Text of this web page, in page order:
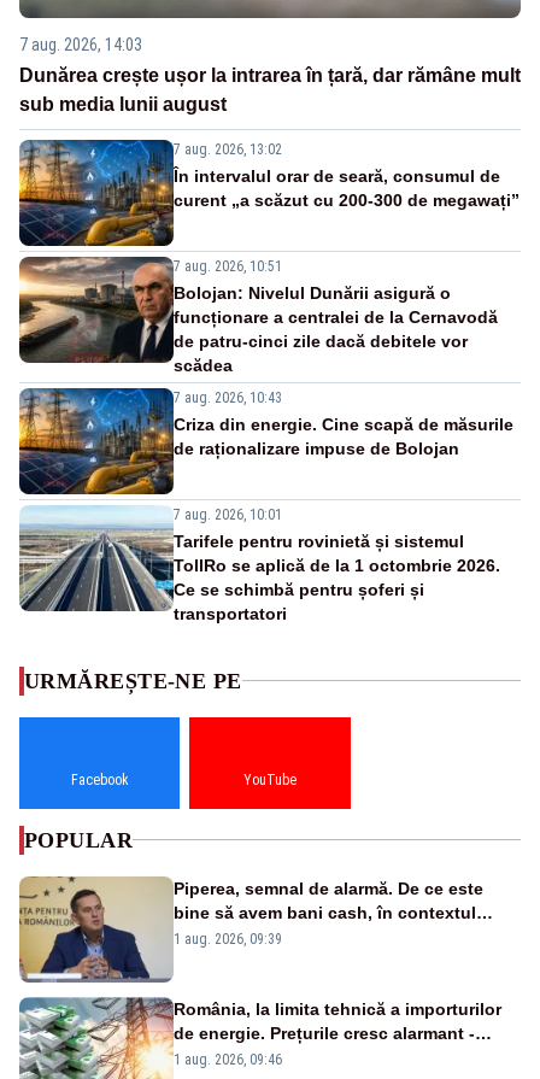
7 aug. 2026, 14:03
Dunărea crește ușor la intrarea în țară, dar rămâne mult
sub media lunii august
7 aug. 2026, 13:02
În intervalul orar de seară, consumul de
curent „a scăzut cu 200-300 de megawați”
7 aug. 2026, 10:51
Bolojan: Nivelul Dunării asigură o
funcționare a centralei de la Cernavodă
de patru-cinci zile dacă debitele vor
scădea
7 aug. 2026, 10:43
Criza din energie. Cine scapă de măsurile
de raționalizare impuse de Bolojan
7 aug. 2026, 10:01
Tarifele pentru rovinietă și sistemul
TollRo se aplică de la 1 octombrie 2026.
Ce se schimbă pentru șoferi și
transportatori
URMĂREȘTE-NE PE
Facebook YouTube
POPULAR
Piperea, semnal de alarmă. De ce este
bine să avem bani cash, în contextul
alertei energetice?
1 aug. 2026, 09:39
România, la limita tehnică a importurilor
de energie. Prețurile cresc alarmant -
Analiză Realitatea Plus
1 aug. 2026, 09:46